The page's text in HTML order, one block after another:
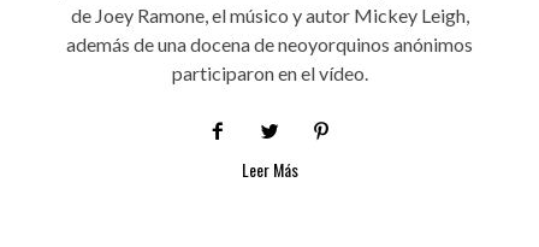
de Joey Ramone, el músico y autor Mickey Leigh,
además de una docena de neoyorquinos anónimos
participaron en el vídeo.
Leer Más